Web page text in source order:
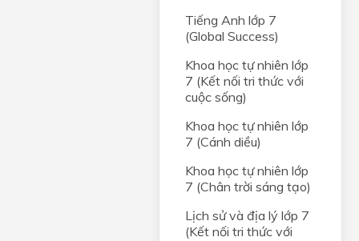
Tiếng Anh lớp 7
(Global Success)
Khoa học tự nhiên lớp
7 (Kết nối tri thức với
cuộc sống)
Khoa học tự nhiên lớp
7 (Cánh diều)
Khoa học tự nhiên lớp
7 (Chân trời sáng tạo)
Lịch sử và địa lý lớp 7
(Kết nối tri thức với